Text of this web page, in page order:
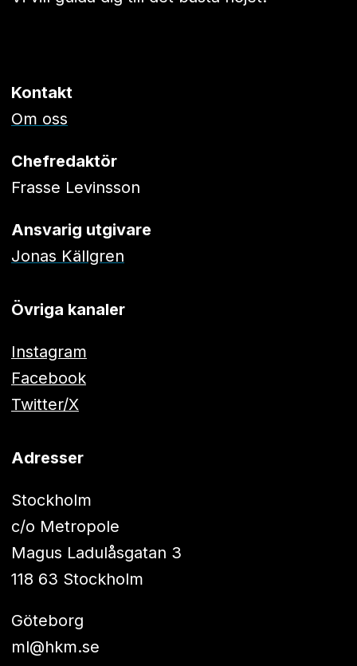
Kontakt
Om oss
Chefredaktör
Frasse Levinsson
Ansvarig utgivare
Jonas Källgren
Övriga kanaler
Instagram
Facebook
Twitter/X
Adresser
Stockholm
c/o Metropole
Magus Ladulåsgatan 3
118 63 Stockholm
Göteborg
ml@hkm.se